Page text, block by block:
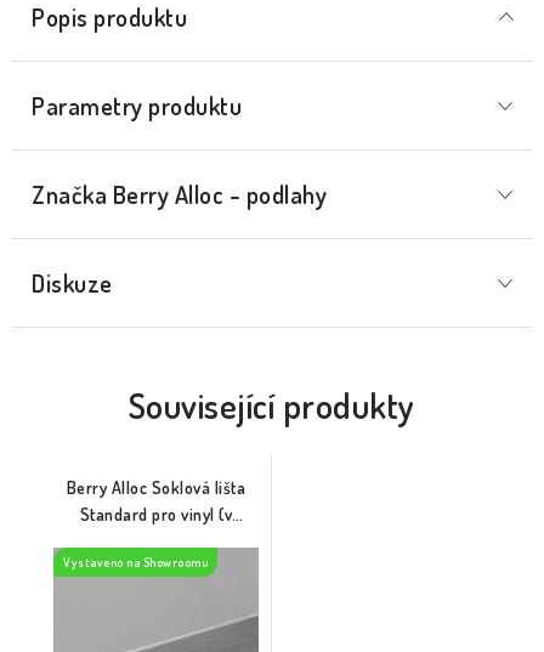
Popis produktu
Parametry produktu
Značka Berry Alloc - podlahy
Diskuze
Související produkty
Berry Alloc Soklová lišta
Standard pro vinyl (v
Vystaveno na Showroomu